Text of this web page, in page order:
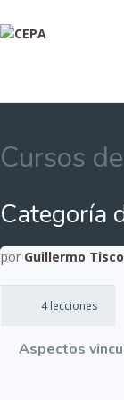
Cursos de
Categoría
Aspectos
por Guillermo
4 lecciones